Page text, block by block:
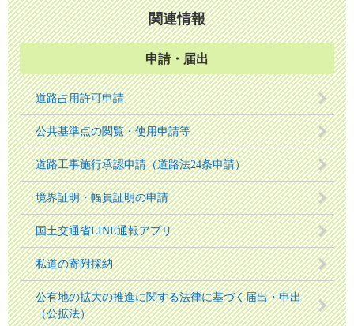
関連情報
申請・届出
道路占用許可申請
公共基準点の閲覧・使用申請等
道路工事施行承認申請（道路法24条申請）
境界証明・幅員証明の申請
国土交通省LINE通報アプリ
私道の寄附採納
公有地の拡大の推進に関する法律に基づく届出・申出
（公拡法）